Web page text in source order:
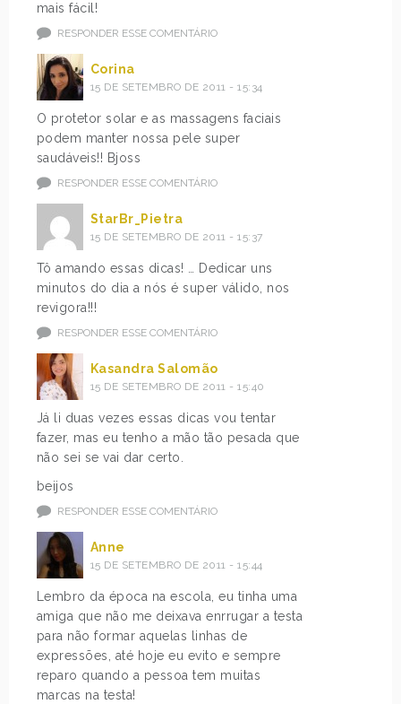
mais fácil!
RESPONDER ESSE COMENTÁRIO
Corina
15 DE SETEMBRO DE 2011 - 15:34
O protetor solar e as massagens faciais
podem manter nossa pele super
saudáveis!! Bjoss
RESPONDER ESSE COMENTÁRIO
StarBr_Pietra
15 DE SETEMBRO DE 2011 - 15:37
Tô amando essas dicas! … Dedicar uns
minutos do dia a nós é super válido, nos
revigora!!!
RESPONDER ESSE COMENTÁRIO
Kasandra Salomão
15 DE SETEMBRO DE 2011 - 15:40
Já li duas vezes essas dicas vou tentar
fazer, mas eu tenho a mão tão pesada que
não sei se vai dar certo.
beijos
RESPONDER ESSE COMENTÁRIO
Anne
15 DE SETEMBRO DE 2011 - 15:44
Lembro da época na escola, eu tinha uma
amiga que não me deixava enrrugar a testa
para não formar aquelas linhas de
expressões, até hoje eu evito e sempre
reparo quando a pessoa tem muitas
marcas na testa!